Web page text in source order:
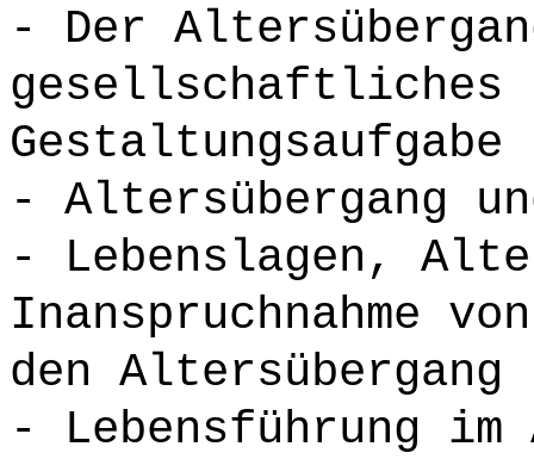
- Der
gesellschaftliches
Gestaltungsaufgabe
- Altersübergang
- Lebenslagen,
Inanspruchnahme
den Altersübergang
- Lebensführung im